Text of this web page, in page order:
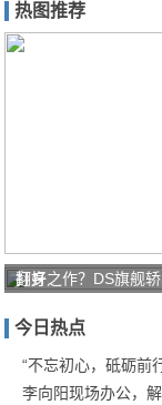
热图推荐
打好
防疫
保卫
战！
翻身之作？DS旗舰轿
今日热点
“不忘初心，砥砺
李向阳现场办公，